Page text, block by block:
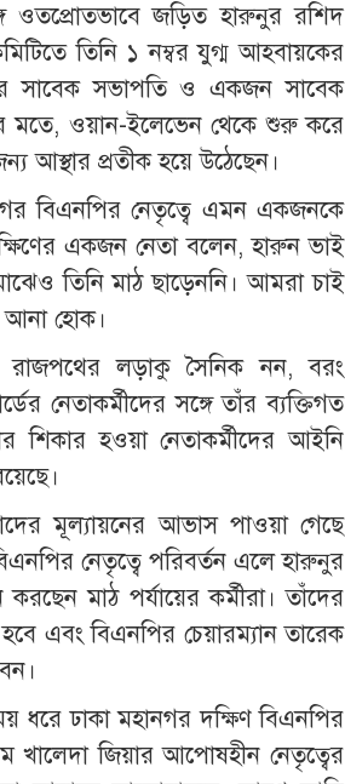
ওতপ্রোতভাবে জড়িত হারুনুর রশিদ
তিনি ১ নম্বর যুগ্ম আহবায়কের
সাবেক সভাপতি ও একজন সাবেক
মতে, ওয়ান-ইলেভেন থেকে শুরু করে
আস্থার প্রতীক হয়ে উঠেছেন।
বিএনপির নেতৃত্বে এমন একজনকে
একজন নেতা বলেন, হারুন ভাই
তিনি মাঠ ছাড়েননি। আমরা চাই
আনা হোক।
রাজপথের লড়াকু সৈনিক নন, বরং
নেতাকর্মীদের সঙ্গে তাঁর ব্যক্তিগত
শিকার হওয়া নেতাকর্মীদের আইনি
মূল্যায়নের আভাস পাওয়া গেছে
নেতৃত্বে পরিবর্তন এলে হারুনুর
মাঠ পর্যায়ের কর্মীরা। তাঁদের
এবং বিএনপির চেয়ারম্যান তারেক
ধরে ঢাকা মহানগর দক্ষিণ বিএনপির
খালেদা জিয়ার আপোষহীন নেতৃত্বের